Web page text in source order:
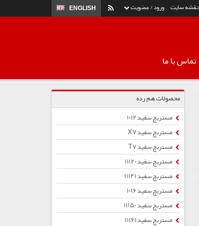
ورود / عضویت ENGLISH نقشه سایت
تماس با ما
محصولات هم رده
مستربچ سفید 1012
مستربچ سفید X7
مستربچ سفید T7
مستربچ سفید 11120
مستربچ سفید 11141
مستربچ سفید 1016
مستربچ سفید 11150
مستربچ سفید 11161